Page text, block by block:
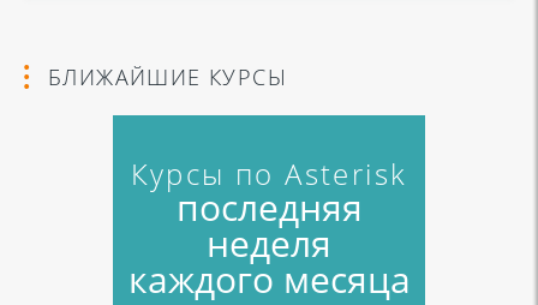
БЛИЖАЙШИЕ КУРСЫ
Курсы по Asterisk
последняя
неделя
каждого месяца